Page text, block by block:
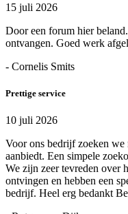
15 juli 2026
Door een forum hier
ontvangen. Goed werk
- Cornelis Smits
Prettige service
10 juli 2026
Voor ons bedrijf zoeken we
aanbiedt. Een simpele
We zijn zeer tevreden over
ontvingen en hebben een
bedrijf. Heel erg bedankt